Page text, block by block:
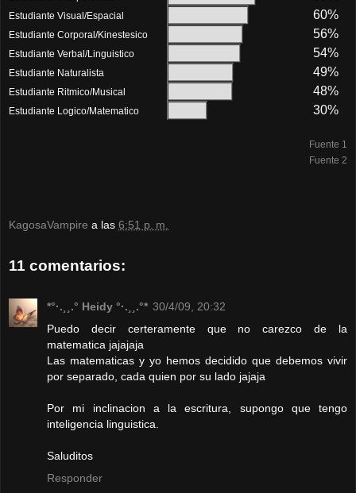
Estudiante Visual/Espacial 60%
Estudiante Corporal/Kinestesico 56%
Estudiante Verbal/Linguistico 54%
Estudiante Naturalista 49%
Estudiante Ritmico/Musical 48%
Estudiante Logico/Matematico 30%
Fuente 1
Fuente 2
KagosaVampire a las 6:51 p. m.
11 comentarios:
*°·.¸¸.° Heidy °·.¸¸.°* 30/4/09, 20:32
Puedo decir certeramente que no carezco de la
matematica jajajaja
Las matematicas y yo hemos decidido que debemos vivir
por separado, cada quien por su lado jajaja
Por mi inclinacion a la escritura, supongo que tengo
inteligencia linguistica.
Saluditos
Responder